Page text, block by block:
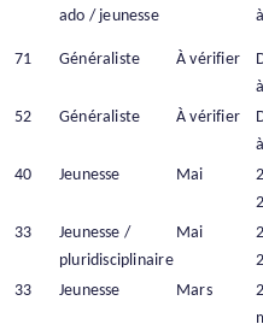
ado / jeunesse
71 Généraliste À vérifier
52 Généraliste À vérifier
40 Jeunesse Mai
33
Jeunesse /
pluridisciplinaire
Mai
33 Jeunesse Mars